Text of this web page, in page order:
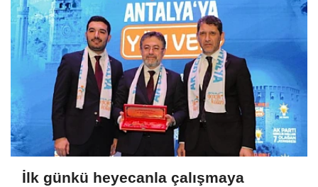
İlk günkü heyecanla çalışmaya